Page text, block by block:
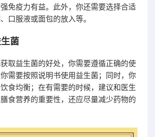
免疫力有益。此外，你还需要选择合适
口服液或面包的放入等。
菌
取益生菌的好处，你需要遵循正确的使
需要按照说明书使用益生菌；同时，你
食均衡；在有需要的时候，建议和医生
食营养的重要性，还应尽量减少药物的